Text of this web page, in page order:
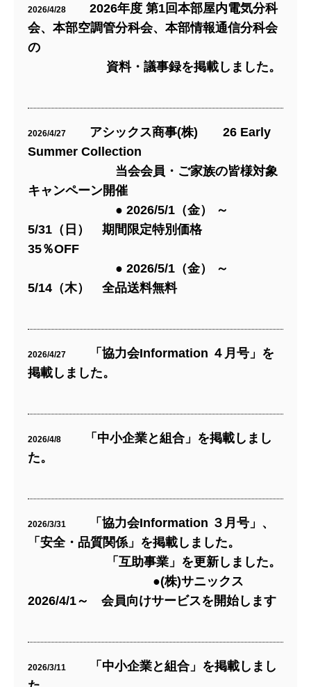
2026/4/28
2026年度 第1回本部屋内電気分科
会、本部空調管分科会、本部情報通信分科会
の
資料・議事録を掲載しました。
2026/4/27
アシックス商事(株) 26 Early
Summer Collection
当会会員・ご家族の皆様対象
キャンペーン開催
● 2026/5/1（金） ～
5/31（日） 期間限定特別価格
35％OFF
● 2026/5/1（金） ～
5/14（木） 全品送料無料
2026/4/27
「協力会Information ４月号」を
掲載しました。
2026/4/8
「中小企業と組合」を掲載しまし
た。
2026/3/31
「協力会Information ３月号」、
「安全・品質関係」を掲載しました。
「互助事業」を更新しました。
●(株)サニックス
2026/4/1～ 会員向けサービスを開始します
2026/3/11
「中小企業と組合」を掲載しまし